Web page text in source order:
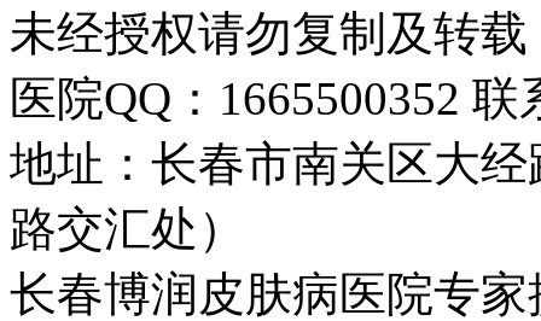
未经授权请勿复制及转载
医院QQ：1665500352
地址：长春市南关区大
路交汇处）
长春博润皮肤病医院专